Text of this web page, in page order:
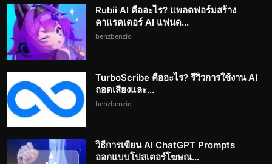
Rubii AI คืออะไร? แพลตฟอร์มสร้าง
คาแรคเตอร์ AI แฟนด...
benzbenzio
TurboScribe คืออะไร? รีวิวการใช้งาน AI
ถอดเสียงและ...
benzbenzio
วิธีการเขียน AI ChatGPT Prompts
ออกแบบโปสเตอร์โฆษณ...